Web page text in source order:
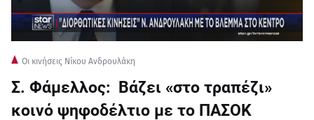
Οι κινήσεις Νίκου Ανδρουλάκη
Σ. Φάμελλος: Βάζει «στο τραπέζι»
κοινό ψηφοδέλτιο με το ΠΑΣΟΚ